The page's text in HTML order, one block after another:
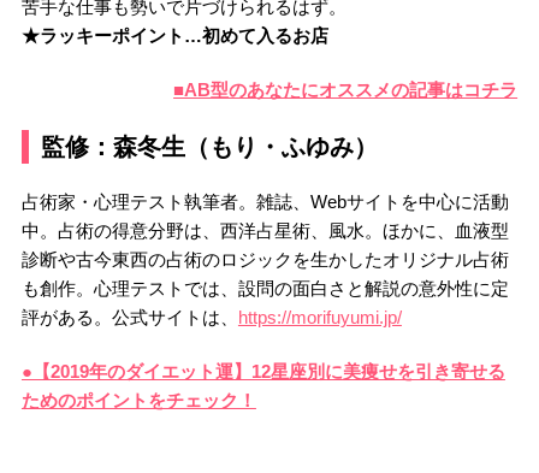
苦手な仕事も勢いで片づけられるはず。
★ラッキーポイント…初めて入るお店
■AB型のあなたにオススメの記事はコチラ
監修：森冬生（もり・ふゆみ）
占術家・心理テスト執筆者。雑誌、Webサイトを中心に活動
中。占術の得意分野は、西洋占星術、風水。ほかに、血液型
診断や古今東西の占術のロジックを生かしたオリジナル占術
も創作。心理テストでは、設問の面白さと解説の意外性に定
評がある。公式サイトは、 https://morifuyumi.jp/
●【2019年のダイエット運】12星座別に美痩せを引き寄せる
ためのポイントをチェック！